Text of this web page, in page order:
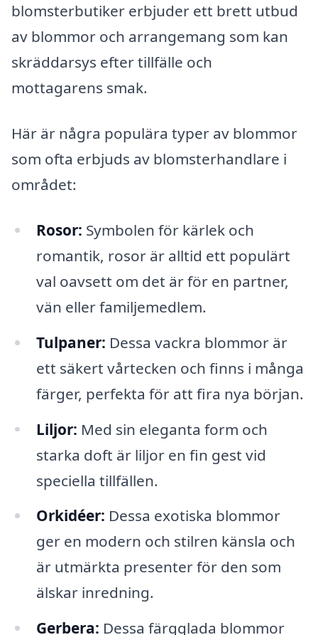
blomsterbutiker erbjuder ett brett utbud
av blommor och arrangemang som kan
skräddarsys efter tillfälle och
mottagarens smak.
Här är några populära typer av blommor
som ofta erbjuds av blomsterhandlare i
området:
Rosor: Symbolen för kärlek och
romantik, rosor är alltid ett populärt
val oavsett om det är för en partner,
vän eller familjemedlem.
Tulpaner: Dessa vackra blommor är
ett säkert vårtecken och finns i många
färger, perfekta för att fira nya början.
Liljor: Med sin eleganta form och
starka doft är liljor en fin gest vid
speciella tillfällen.
Orkidéer: Dessa exotiska blommor
ger en modern och stilren känsla och
är utmärkta presenter för den som
älskar inredning.
Gerbera: Dessa färgglada blommor